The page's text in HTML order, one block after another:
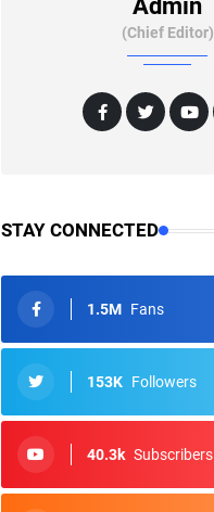
Admin
(Chief Editor)
STAY CONNECTED
1.5M Fans
153K Followers
40.3k Subscribers